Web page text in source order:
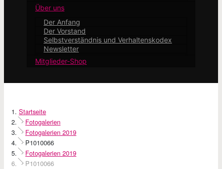
Über uns
Der Anfang
Der Vorstand
Selbstverständnis und Verhaltenskodex
Newsletter
Mitglieder-Shop
Startseite
Fotogalerien
Fotogalerien 2019
P1010066
Fotogalerien 2019
P1010066